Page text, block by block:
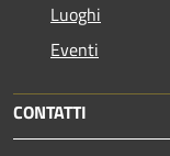
Luoghi
Eventi
CONTATTI